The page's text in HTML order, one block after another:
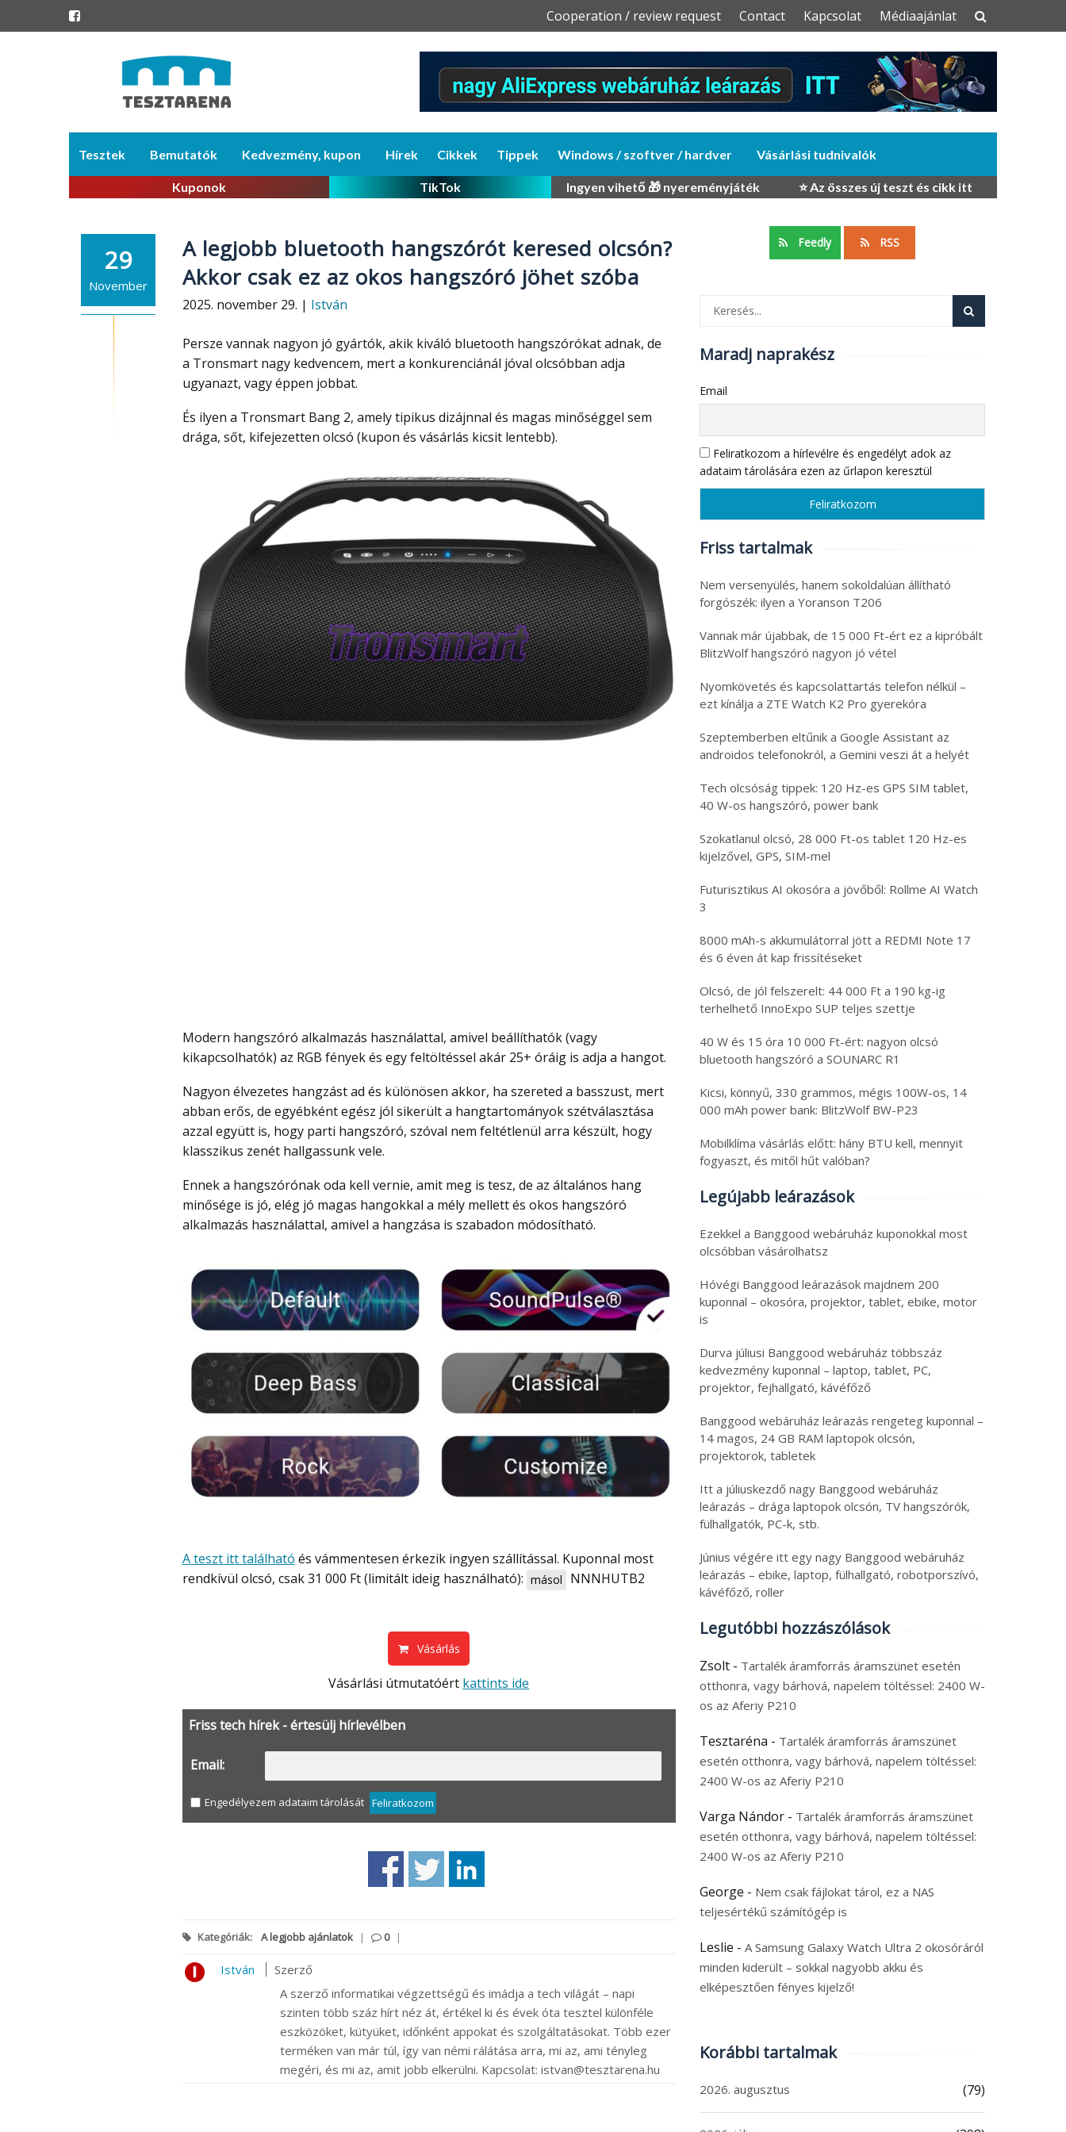
Skip
Cooperation / review request Contact Kapcsolat Médiaajánlat
content
Tesztek Bemutatók Kedvezmény, kupon Hírek Cikkek Tippek Windows / szoftver / hardver Vásárlási tudnivalók
Kuponok TikTok Ingyen vihető 🎁 nyereményjáték ⭐ Az összes új teszt és cikk itt
29
November
A legjobb bluetooth hangszórót keresed olcsón?
Akkor csak ez az okos hangszóró jöhet szóba
2025. november 29. | István
Persze vannak nagyon jó gyártók, akik kiváló bluetooth hangszórókat adnak, de
a Tronsmart nagy kedvencem, mert a konkurenciánál jóval olcsóbban adja
ugyanazt, vagy éppen jobbat.
És ilyen a Tronsmart Bang 2, amely tipikus dizájnnal és magas minőséggel sem
drága, sőt, kifejezetten olcsó (kupon és vásárlás kicsit lentebb).
Modern hangszóró alkalmazás használattal, amivel beállíthatók (vagy
kikapcsolhatók) az RGB fények és egy feltöltéssel akár 25+ óráig is adja a hangot.
Nagyon élvezetes hangzást ad és különösen akkor, ha szereted a basszust, mert
abban erős, de egyébként egész jól sikerült a hangtartományok szétválasztása
azzal együtt is, hogy parti hangszóró, szóval nem feltétlenül arra készült, hogy
klasszikus zenét hallgassunk vele.
Ennek a hangszórónak oda kell vernie, amit meg is tesz, de az általános hang
minősége is jó, elég jó magas hangokkal a mély mellett és okos hangszóró
alkalmazás használattal, amivel a hangzása is szabadon módosítható.
A teszt itt található és vámmentesen érkezik ingyen szállítással. Kuponnal most
rendkívül olcsó, csak 31 000 Ft (limitált ideig használható): másol NNNHUTB2
Vásárlás
Vásárlási útmutatóért kattints ide
Friss tech hírek - értesülj hírlevélben
Email:
Engedélyezem adataim tárolását Feliratkozom
Kategóriák: A legjobb ajánlatok | 0 |
István
Szerző
A szerző informatikai végzettségű és imádja a tech világát – napi
szinten több száz hírt néz át, értékel ki és évek óta tesztel különféle
eszközöket, kütyüket, időnként appokat és szolgáltatásokat. Több ezer
terméken van már túl, így van némi rálátása arra, mi az, ami tényleg
megéri, és mi az, amit jobb elkerülni. Kapcsolat: istvan@tesztarena.hu
Feedly RSS
Maradj naprakész
Email
Feliratkozom a hírlevélre és engedélyt adok az
adataim tárolására ezen az űrlapon keresztül
Friss tartalmak
Nem versenyülés, hanem sokoldalúan állítható
forgószék: ilyen a Yoranson T206
Vannak már újabbak, de 15 000 Ft-ért ez a kipróbált
BlitzWolf hangszóró nagyon jó vétel
Nyomkövetés és kapcsolattartás telefon nélkül –
ezt kínálja a ZTE Watch K2 Pro gyerekóra
Szeptemberben eltűnik a Google Assistant az
androidos telefonokról, a Gemini veszi át a helyét
Tech olcsóság tippek: 120 Hz-es GPS SIM tablet,
40 W-os hangszóró, power bank
Szokatlanul olcsó, 28 000 Ft-os tablet 120 Hz-es
kijelzővel, GPS, SIM-mel
Futurisztikus AI okosóra a jövőből: Rollme AI Watch
3
8000 mAh-s akkumulátorral jött a REDMI Note 17
és 6 éven át kap frissítéseket
Olcsó, de jól felszerelt: 44 000 Ft a 190 kg-ig
terhelhető InnoExpo SUP teljes szettje
40 W és 15 óra 10 000 Ft-ért: nagyon olcsó
bluetooth hangszóró a SOUNARC R1
Kicsi, könnyű, 330 grammos, mégis 100W-os, 14
000 mAh power bank: BlitzWolf BW-P23
Mobilklíma vásárlás előtt: hány BTU kell, mennyit
fogyaszt, és mitől hűt valóban?
Legújabb leárazások
Ezekkel a Banggood webáruház kuponokkal most
olcsóbban vásárolhatsz
Hóvégi Banggood leárazások majdnem 200
kuponnal – okosóra, projektor, tablet, ebike, motor
is
Durva júliusi Banggood webáruház többszáz
kedvezmény kuponnal – laptop, tablet, PC,
projektor, fejhallgató, kávéfőző
Banggood webáruház leárazás rengeteg kuponnal –
14 magos, 24 GB RAM laptopok olcsón,
projektorok, tabletek
Itt a júliuskezdő nagy Banggood webáruház
leárazás – drága laptopok olcsón, TV hangszórók,
fülhallgatók, PC-k, stb.
Június végére itt egy nagy Banggood webáruház
leárazás – ebike, laptop, fülhallgató, robotporszívó,
kávéfőző, roller
Legutóbbi hozzászólások
Zsolt - Tartalék áramforrás áramszünet esetén
otthonra, vagy bárhová, napelem töltéssel: 2400 W-
os az Aferiy P210
Tesztaréna - Tartalék áramforrás áramszünet
esetén otthonra, vagy bárhová, napelem töltéssel:
2400 W-os az Aferiy P210
Varga Nándor - Tartalék áramforrás áramszünet
esetén otthonra, vagy bárhová, napelem töltéssel:
2400 W-os az Aferiy P210
George - Nem csak fájlokat tárol, ez a NAS
teljesértékű számítógép is
Leslie - A Samsung Galaxy Watch Ultra 2 okosóráról
minden kiderült – sokkal nagyobb akku és
elképesztően fényes kijelző!
Korábbi tartalmak
2026. augusztus (79)